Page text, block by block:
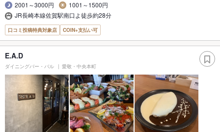
2001～3000円
1001～1500円
JR長崎本線佐賀駅南口よ徒歩約28分
口コミ投稿特典対象店 COIN+支払い可
E.A.D
ダイニングバー・バル 愛敬・中央本町